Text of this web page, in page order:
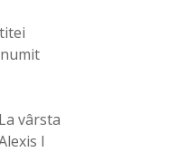
vârsta
I